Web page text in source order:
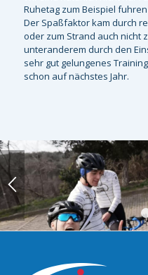
Ruhetag zum Beispiel
Der Spaßfaktor kam durch
oder zum Strand auch nicht
unteranderem durch den
sehr gut gelungenes
schon auf nächstes Jahr.